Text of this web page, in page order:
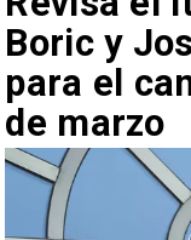
Boric y
para el
de marzo